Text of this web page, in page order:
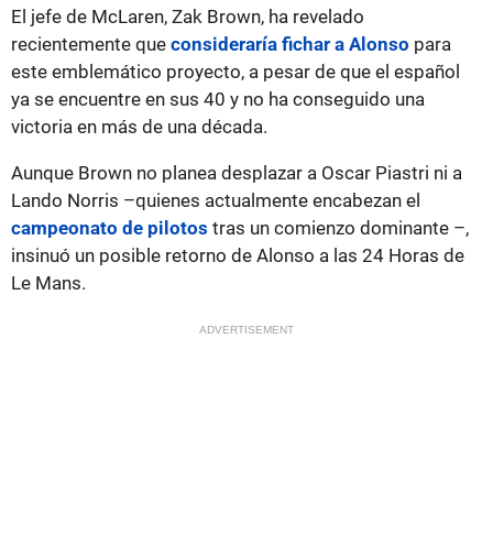
El jefe de McLaren, Zak Brown, ha revelado
recientemente que consideraría fichar a Alonso para
este emblemático proyecto, a pesar de que el español
ya se encuentre en sus 40 y no ha conseguido una
victoria en más de una década.
Aunque Brown no planea desplazar a Oscar Piastri ni a
Lando Norris –quienes actualmente encabezan el
campeonato de pilotos tras un comienzo dominante –,
insinuó un posible retorno de Alonso a las 24 Horas de
Le Mans.
ADVERTISEMENT